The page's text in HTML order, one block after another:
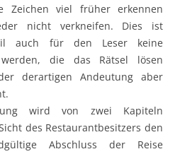
Zeichen viel früher erkennen
nicht verkneifen. Dies ist
auch für den Leser keine
die das Rätsel lösen
derartigen Andeutung aber
wird von zwei Kapiteln
des Restaurantbesitzers den
Abschluss der Reise